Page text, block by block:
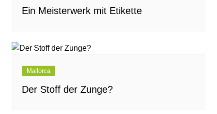
Ein Meisterwerk mit Etikette
Mallorca
Der Stoff der Zunge?